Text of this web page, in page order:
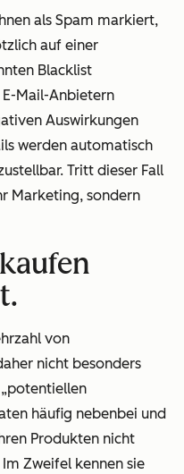
als Spam markiert,
auf einer
Blacklist
Mail-Anbietern
Auswirkungen
werden automatisch
Tritt dieser Fall
Marketing, sondern
von
nicht besonders
häufig nebenbei und
Produkten nicht
Zweifel kennen sie